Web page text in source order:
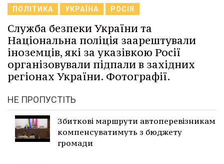
ПОЛІТИКА УКРАЇНА РОСІЯ
Служба безпеки України та
Національна поліція заарештували
іноземців, які за указівкою Росії
організовували підпали в західних
регіонах України. Фотографії.
НЕ ПРОПУСТІТЬ
Збиткові маршрути автоперевізникам
компенсуватимуть з бюджету
громади